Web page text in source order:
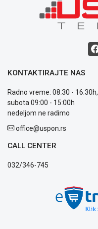
o
Provera
garancije
OUTLET
Kontakt
KREDIT
KONTAKTIRAJTE NAS
Radno vreme: 08:30 - 16:30h,
subota 09:00 - 15:00h
nedeljom ne radimo
office@uspon.rs
CALL CENTER
032/346-745